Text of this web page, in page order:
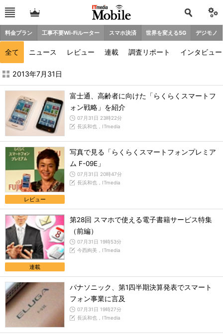
料金プラン 工事不要Wi-Fiルーター スマホ決済 世界を変える5G デジモノ
全て ニュース レビュー 連載 調査リポート インタビュー
2013年7月の記事一覧 - ITmedia Mobile
2013年7月31日
富士通、高齢者に向けた「らくらくスマートフ
ォン戦略」を紹介
07月31日 23時22分
長浜和也，ITmedia
レビュー
写真で見る「らくらくスマートフォンプレミア
ム F-09E」
07月31日 20時47分
長浜和也，ITmedia
連載
第28回 スマホで使える電子書籍サービス特集
（前編）
07月31日 19時53分
今西絢美，ITmedia
パナソニック、第1四半期決算発表でスマート
フォン事業に言及
07月31日 19時27分
長浜和也，ITmedia